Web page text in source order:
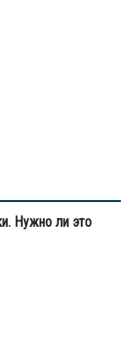
Нужно ли это